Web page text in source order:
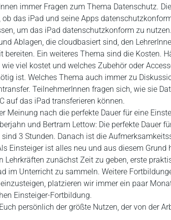
immer Fragen zum Thema Datenschutz.
ob das iPad und seine Apps
um das iPad datenschutzkonform zu
Ablagen, die cloudbasiert sind, den
bereiten. Ein weiteres Thema sind die Kosten.
viel kostet und welches Zubehör oder
ist. Welches Thema auch immer zu
TeilnehmerInnen fragen sich, wie sie
auf das iPad transferieren können.
Meinung nach die perfekte Dauer für eine
und Bertram Lettow: Die perfekte Dauer
3 Stunden. Danach ist die
Einsteiger ist alles neu und aus diesem Grund
Lehrkräften zunächst Zeit zu geben, erste
im Unterricht zu sammeln. Weitere
platzieren wir immer ein paar
Einsteiger-Fortbildung.
persönlich der größte Nutzen, der von der